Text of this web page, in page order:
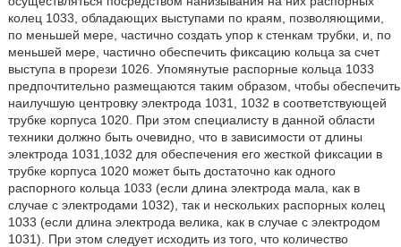
колец 1033, обладающих выступами по краям, позволяющими,
по меньшей мере, частично создать упор к стенкам трубки, и, по
меньшей мере, частично обеспечить фиксацию кольца за счет
выступа в прорези 1026. Упомянутые распорные кольца 1033
предпочтительно размещаются таким образом, чтобы обеспечить
наилучшую центровку электрода 1031, 1032 в соответствующей
трубке корпуса 1020. При этом специалисту в данной области
техники должно быть очевидно, что в зависимости от длины
электрода 1031,1032 для обеспечения его жесткой фиксации в
трубке корпуса 1020 может быть достаточно как одного
распорного кольца 1033 (если длина электрода мала, как в
случае с электродами 1032), так и нескольких распорных колец
1033 (если длина электрода велика, как в случае с электродом
1031). При этом следует исходить из того, что количество